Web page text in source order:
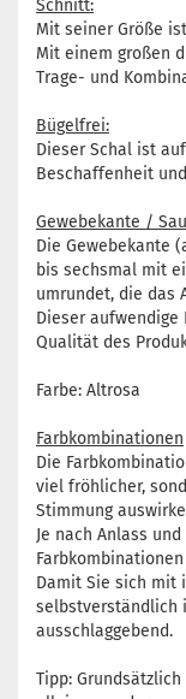
Schnitt:
Mit seiner Größe
Mit einem großen
Trage- und
Bügelfrei:
Dieser Schal ist
Beschaffenheit
Gewebekante /
Die Gewebekante
bis sechsmal mit
umrundet, die das
Dieser aufwendige
Qualität des
Farbe: Altrosa
Farbkombinationen
Die
viel fröhlicher,
Stimmung
Je nach Anlass
Damit Sie sich mit
selbstverständlich
ausschlaggebend.
Tipp: